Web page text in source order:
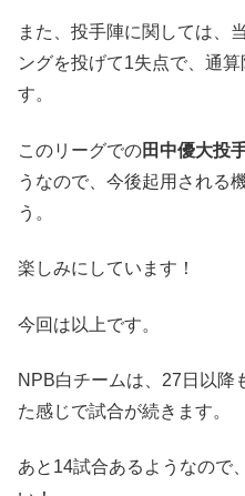
また、投手陣に関しては、
ングを投げて1失点で、通
す。
このリーグでの田中優大投
うなので、今後起用される
う。
楽しみにしています！
今回は以上です。
NPB白チームは、27日以降
た感じで試合が続きます。
あと14試合あるようなので